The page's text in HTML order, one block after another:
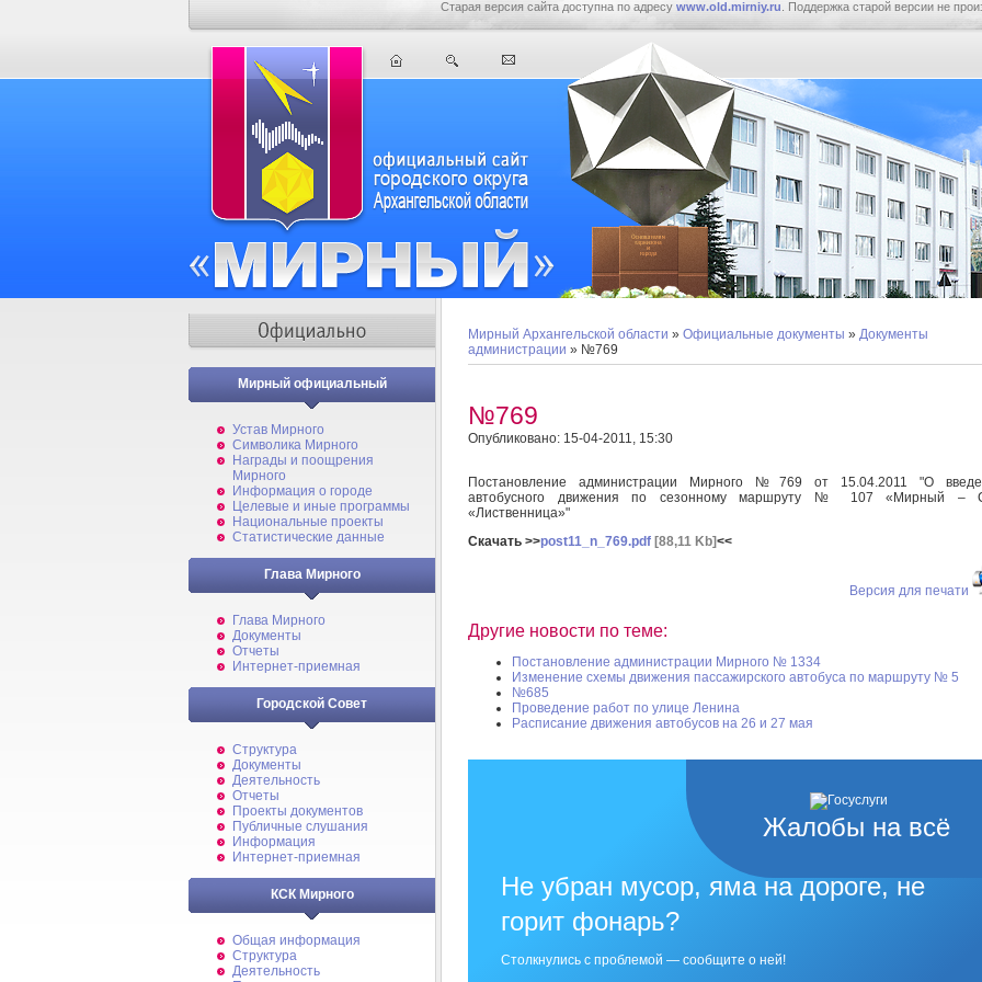
Старая версия сайта доступна по адресу www.old.mirniy.ru . Поддержка старой версии не
Мирный официальный
Устав Мирного
Символика Мирного
Награды и поощрения
Мирного
Информация о городе
Целевые и иные программы
Национальные проекты
Статистические данные
Глава Мирного
Глава Мирного
Документы
Отчеты
Интернет-приемная
Городской Совет
Структура
Документы
Деятельность
Отчеты
Проекты документов
Публичные слушания
Информация
Интернет-приемная
КСК Мирного
Общая информация
Структура
Деятельность
Мирный Архангельской области » Официальные документы » Документы
администрации » №769
№769
Опубликовано: 15-04-2011, 15:30
Постановление администрации Мирного №769 от 15.04.2011 "О
автобусного движения по сезонному маршруту № 107 «Мирный –
«Лиственница»"
Скачать >>post11_n_769.pdf [88,11 Kb]<<
Версия для печати
Другие новости по теме:
Постановление администрации Мирного № 1334
Изменение схемы движения пассажирского автобуса по маршруту № 5
№685
Проведение работ по улице Ленина
Расписание движения автобусов на 26 и 27 мая
Жалобы на всё
Не убран мусор, яма на дороге, не
горит фонарь?
Столкнулись с проблемой — сообщите о ней!